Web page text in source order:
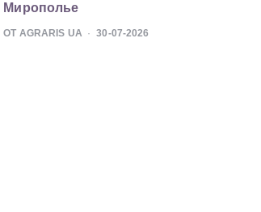
Мирополье
ОТ AGRARIS UA 30-07-2026